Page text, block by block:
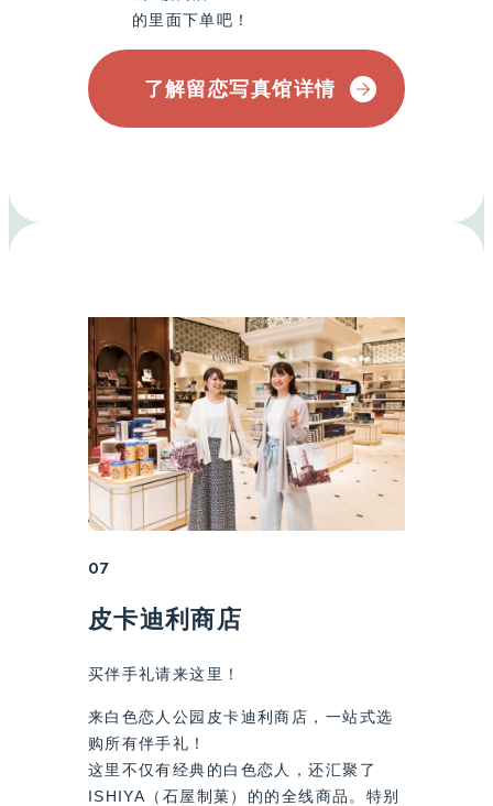
的里面下单吧！
了解留恋写真馆详情
07
皮卡迪利商店
买伴手礼请来这里！
来白色恋人公园皮卡迪利商店，一站式选
购所有伴手礼！
这里不仅有经典的白色恋人，还汇聚了
ISHIYA（石屋制菓）的的全线商品。特别